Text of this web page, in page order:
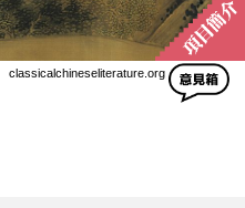
classicalchineseliterature.org